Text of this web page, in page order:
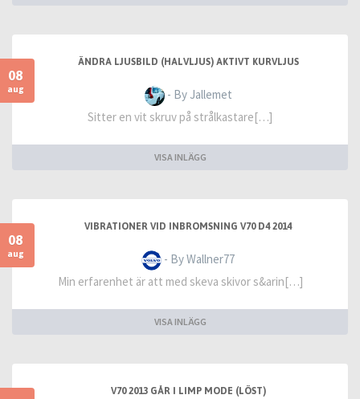
08
aug
ÄNDRA LJUSBILD (HALVLJUS) AKTIVT KURVLJUS
- By Jallemet
Sitter en vit skruv på strålkastare[…]
VISA INLÄGG
08
aug
VIBRATIONER VID INBROMSNING V70 D4 2014
- By Wallner77
Min erfarenhet är att med skeva skivor s&arin[…]
VISA INLÄGG
V70 2013 GÅR I LIMP MODE (LÖST)